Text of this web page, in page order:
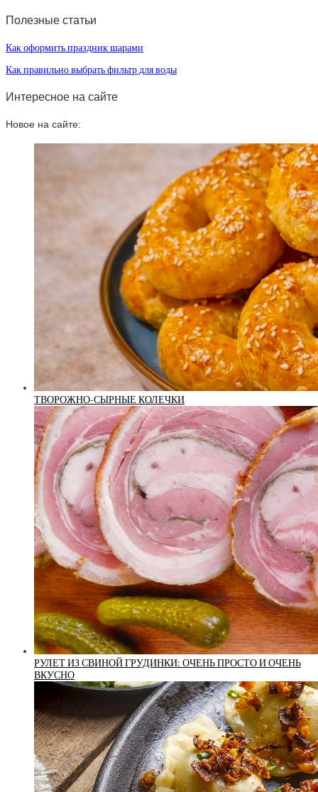
Полезные статьи
Как оформить праздник шарами
Как правильно выбрать фильтр для воды
Интересное на сайте
Новое на сайте:
ТВОРОЖНО-СЫРНЫЕ КОЛЕЧКИ
РУЛЕТ ИЗ СВИНОЙ ГРУДИНКИ: ОЧЕНЬ ПРОСТО И ОЧЕНЬ
ВКУСНО